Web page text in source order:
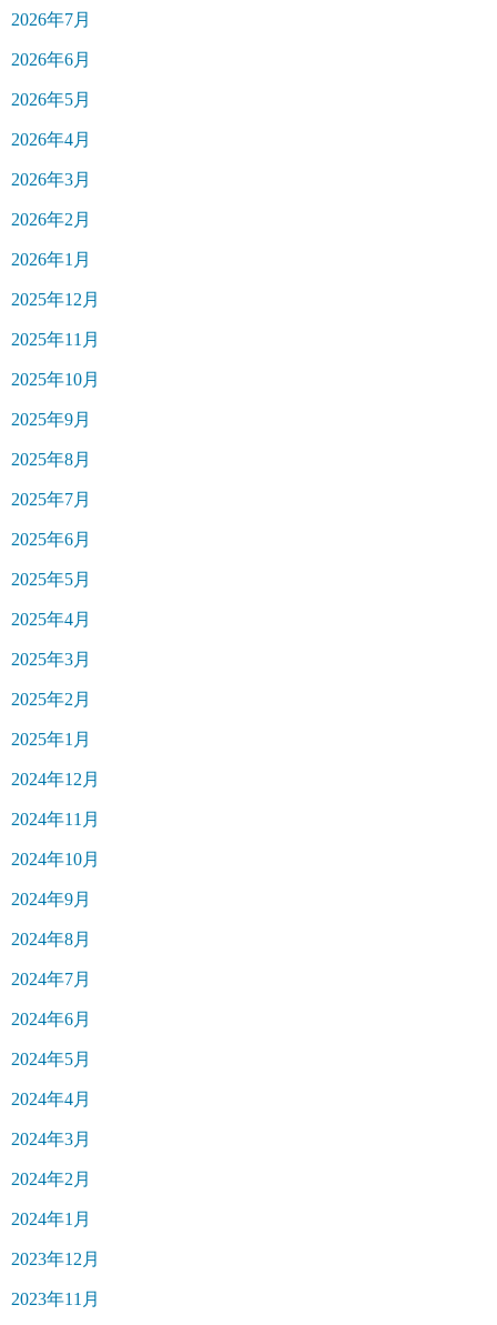
2026年7月
2026年6月
2026年5月
2026年4月
2026年3月
2026年2月
2026年1月
2025年12月
2025年11月
2025年10月
2025年9月
2025年8月
2025年7月
2025年6月
2025年5月
2025年4月
2025年3月
2025年2月
2025年1月
2024年12月
2024年11月
2024年10月
2024年9月
2024年8月
2024年7月
2024年6月
2024年5月
2024年4月
2024年3月
2024年2月
2024年1月
2023年12月
2023年11月